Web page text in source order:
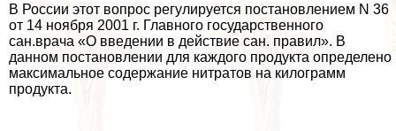
В России этот вопрос регулируется постановлением N 36
от 14 ноября 2001 г. Главного государственного
сан.врача «О введении в действие сан. правил». В
данном постановлении для каждого продукта определено
максимальное содержание нитратов на килограмм
продукта.